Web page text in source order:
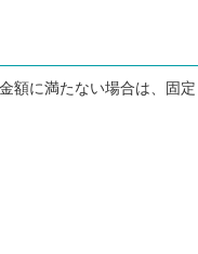
額に満たない場合は、固定